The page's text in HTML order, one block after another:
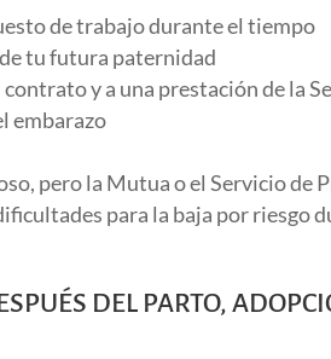
de trabajo durante el tiempo
tu futura paternidad
y a una prestación de la
embarazo
pero la Mutua o el Servicio de
para la baja por riesgo
DEL PARTO,